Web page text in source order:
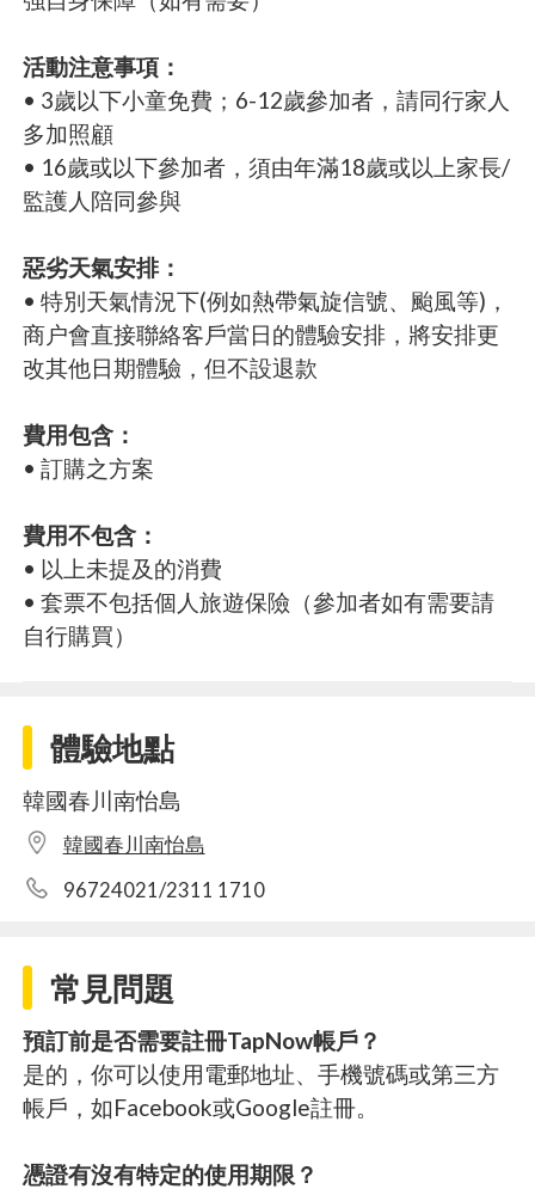
活動注意事項：
• 3歲以下小童免費；6-12歲參加者，請同行家人
多加照顧
• 16歲或以下參加者，須由年滿18歲或以上家長/
監護人陪同參與
惡劣天氣安排：
• 特別天氣情況下(例如熱帶氣旋信號、颱風等)，
商户會直接聯絡客戶當日的體驗安排，將安排更
改其他日期體驗，但不設退款
費用包含：
• 訂購之方案
費用不包含：
• 以上未提及的消費
• 套票不包括個人旅遊保險（參加者如有需要請
自行購買）
體驗地點
韓國春川南怡島
韓國春川南怡島
96724021/2311 1710
常見問題
預訂前是否需要註冊TapNow帳戶？
是的，你可以使用電郵地址、手機號碼或第三方
帳戶，如Facebook或Google註冊。
憑證有沒有特定的使用期限？